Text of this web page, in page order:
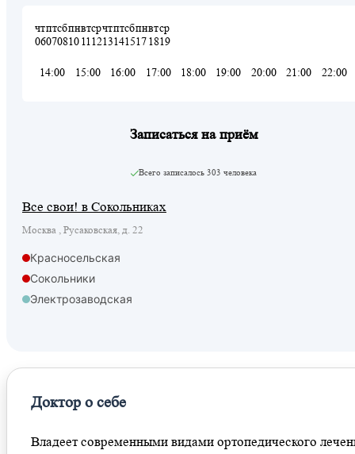
чт
06
пт
07
сб
08
пн
10
вт
11
ср
12
чт
13
пт
14
сб
15
пн
17
вт
18
ср
19
14:00 15:00 16:00 17:00 18:00 19:00 20:00 21:00 22:00
Записаться на приём
Всего записалось 303 человека
Все свои! в Сокольниках
Москва , Русаковская, д. 22
Красносельская
Сокольники
Электрозаводская
Доктор о себе
Владеет современными видами ортопедического